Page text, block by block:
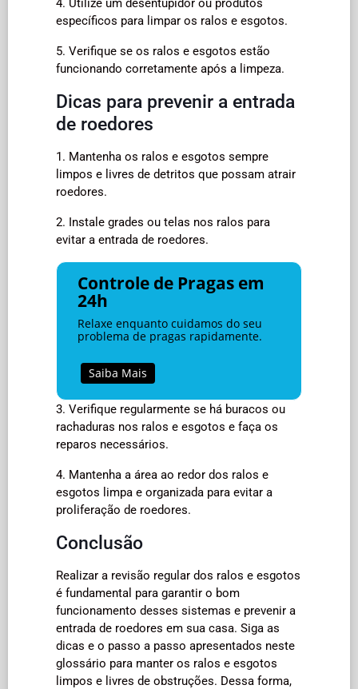
4. Utilize um desentupidor ou produtos
específicos para limpar os ralos e esgotos.
5. Verifique se os ralos e esgotos estão
funcionando corretamente após a limpeza.
Dicas para prevenir a entrada
de roedores
1. Mantenha os ralos e esgotos sempre
limpos e livres de detritos que possam atrair
roedores.
2. Instale grades ou telas nos ralos para
evitar a entrada de roedores.
Controle de Pragas em
24h
Relaxe enquanto cuidamos do seu
problema de pragas rapidamente.
Saiba Mais
3. Verifique regularmente se há buracos ou
rachaduras nos ralos e esgotos e faça os
reparos necessários.
4. Mantenha a área ao redor dos ralos e
esgotos limpa e organizada para evitar a
proliferação de roedores.
Conclusão
Realizar a revisão regular dos ralos e esgotos
é fundamental para garantir o bom
funcionamento desses sistemas e prevenir a
entrada de roedores em sua casa. Siga as
dicas e o passo a passo apresentados neste
glossário para manter os ralos e esgotos
limpos e livres de obstruções. Dessa forma,